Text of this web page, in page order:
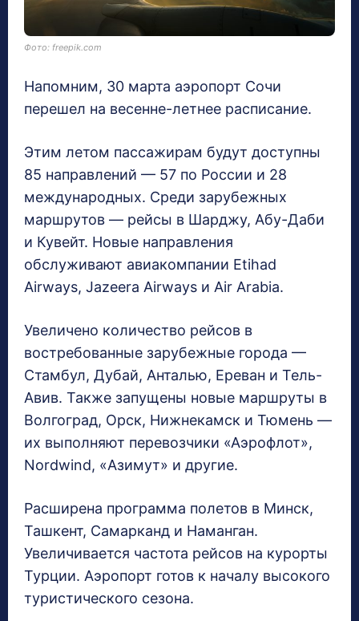
Фото: freepik.com
Напомним, 30 марта аэропорт Сочи
перешел на весенне-летнее расписание.
Этим летом пассажирам будут доступны
85 направлений — 57 по России и 28
международных. Среди зарубежных
маршрутов — рейсы в Шарджу, Абу-Даби
и Кувейт. Новые направления
обслуживают авиакомпании Etihad
Airways, Jazeera Airways и Air Arabia.
Увеличено количество рейсов в
востребованные зарубежные города —
Стамбул, Дубай, Анталью, Ереван и Тель-
Авив. Также запущены новые маршруты в
Волгоград, Орск, Нижнекамск и Тюмень —
их выполняют перевозчики «Аэрофлот»,
Nordwind, «Азимут» и другие.
Расширена программа полетов в Минск,
Ташкент, Самарканд и Наманган.
Увеличивается частота рейсов на курорты
Турции. Аэропорт готов к началу высокого
туристического сезона.